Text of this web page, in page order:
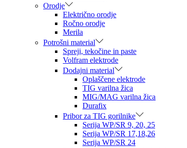
Orodje
Električno orodje
Ročno orodje
Merila
Potrošni material
Spreji, tekočine in paste
Volfram elektrode
Dodajni material
Oplaščene elektrode
TIG varilna žica
MIG/MAG varilna žica
Durafix
Pribor za TIG gorilnike
Serija WP/SR 9, 20, 25
Serija WP/SR 17,18,26
Serija WP/SR 24